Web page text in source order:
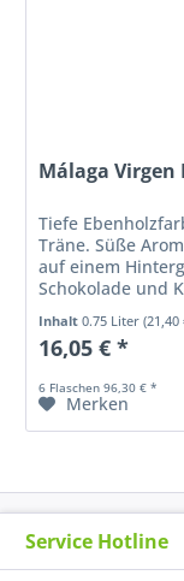
Málaga Virgen
Tiefe
Träne. Süße
auf einem
Schokolade und
harmonisch.
Inhalt0.75 Liter
16,05 € *
6 Flaschen 96,30 € *
Merken
Service Hotline